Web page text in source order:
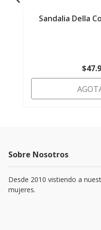
Sandalia Della
Sobre Nosotros
Desde 2010 vistiendo a
mujeres.